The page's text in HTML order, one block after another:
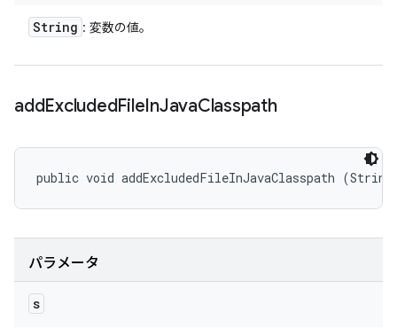
String : 変数の値。
addExcludedFileInJavaClasspath
public void addExcludedFileInJavaClasspath
パラメータ
s